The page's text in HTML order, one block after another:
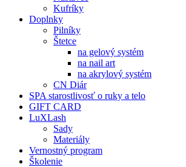
Kufríky
Doplnky
Pilníky
Štetce
na gelový systém
na nail art
na akrylový systém
CN Diár
SPA starostlivosť o ruky a telo
GIFT CARD
LuXLash
Sady
Materiály
Vernostný program
Školenie